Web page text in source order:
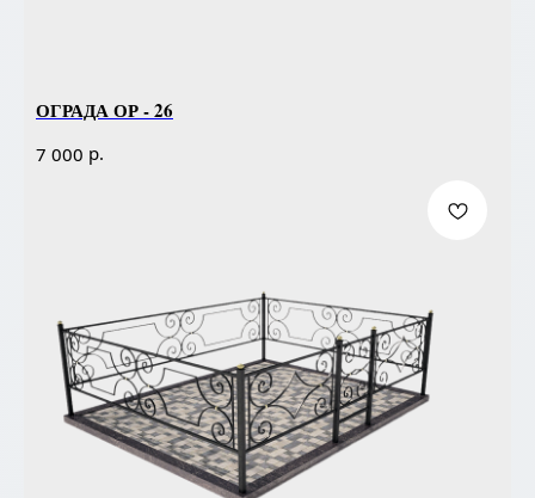
ОГРАДА ОР - 26
7 000 р.